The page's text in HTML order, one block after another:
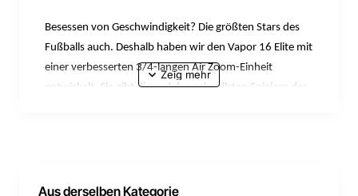
Besessen von Geschwindigkeit? Die größten Stars des
Fußballs auch. Deshalb haben wir den Vapor 16 Elite mit
einer verbesserten 3/4-langen Air Zoom-Einheit
entwickelt. Sie gibt dir und den schnellsten Spielern des
Aus derselben Kategorie